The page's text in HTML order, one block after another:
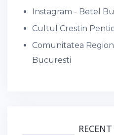
Instagram - Betel
Cultul Crestin
Comunitatea
Bucuresti